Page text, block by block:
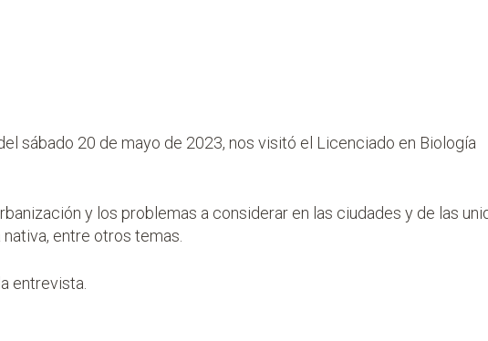
sábado 20 de mayo de 2023, nos visitó el Licenciado en Biología
y los problemas a considerar en las ciudades y de las
entre otros temas.
entrevista.